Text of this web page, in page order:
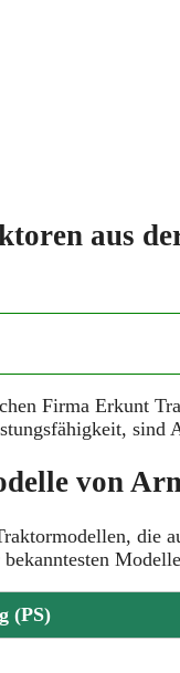
aus
Firma Erkunt
von
die
(PS)